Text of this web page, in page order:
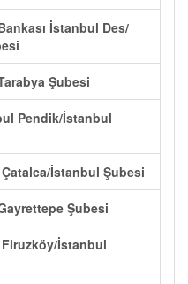
İstanbul Des/
Şubesi
Pendik/İstanbul
İstanbul Şubesi
Şubesi
İstanbul